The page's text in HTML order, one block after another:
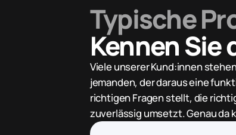
Typische
Kennen Sie
Viele unserer Kund:innen
jemanden, der daraus eine
richtigen Fragen stellt, die
zuverlässig umsetzt. Genau da